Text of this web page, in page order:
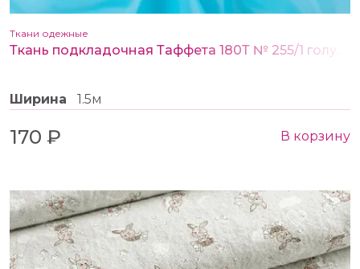
Ткани одежные
Ширина 1.5м
170 ₽ В корзину